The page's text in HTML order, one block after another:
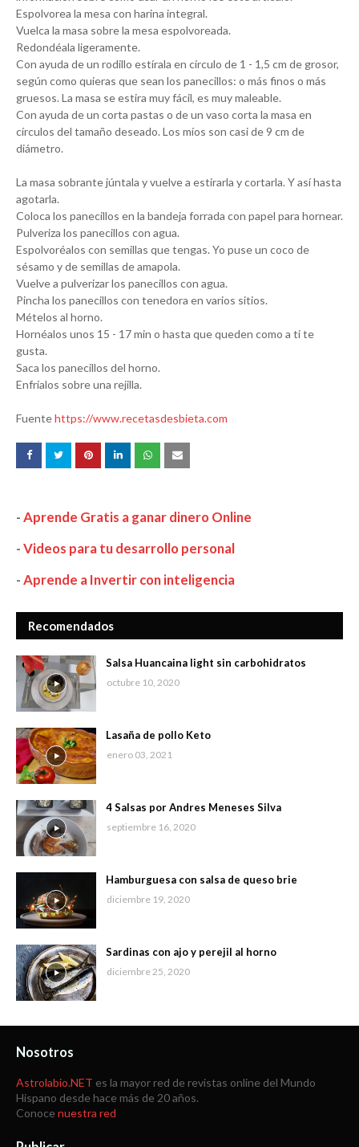
Espolvorea la mesa con harina integral.
Vuelca la masa sobre la mesa espolvoreada.
Redondéala ligeramente.
Con ayuda de un rodillo estírala en círculo de 1 - 1,5 cm de grosor,
según como quieras que sean los panecillos: o más finos o más
gruesos. La masa se estira muy fácil, es muy maleable.
Con ayuda de un corta pastas o de un vaso corta la masa en
círculos del tamaño deseado. Los míos son casi de 9 cm de
diámetro.
La masa sobrante júntala y vuelve a estirarla y cortarla. Y así hasta
agotarla.
Coloca los panecillos en la bandeja forrada con papel para hornear.
Pulveriza los panecillos con agua.
Espolvoréalos con semillas que tengas. Yo puse un coco de
sésamo y de semillas de amapola.
Vuelve a pulverizar los panecillos con agua.
Pincha los panecillos con tenedora en varios sitios.
Mételos al horno.
Hornéalos unos 15 - 17 min o hasta que queden como a ti te
gusta.
Saca los panecillos del horno.
Enfríalos sobre una rejilla.
Fuentehttps://www.recetasdesbieta.com
-Aprende Gratis a ganar dinero Online
-Videos para tu desarrollo personal
-Aprende a Invertir con inteligencia
Recomendados
Salsa Huancaina light sin carbohidratos
octubre 10, 2020
Lasaña de pollo Keto
enero 03, 2021
4 Salsas por Andres Meneses Silva
septiembre 16, 2020
Hamburguesa con salsa de queso brie
diciembre 19, 2020
Sardinas con ajo y perejil al horno
diciembre 25, 2020
Nosotros
Astrolabio.NET es la mayor red de revistas online del Mundo
Hispano desde hace más de 20 años.
Conoce nuestra red